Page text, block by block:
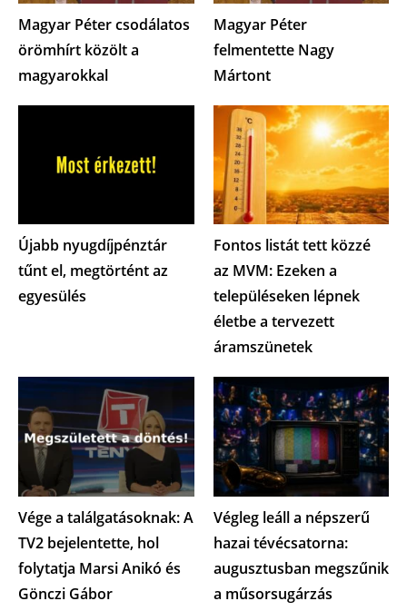
Magyar Péter csodálatos
örömhírt közölt a
magyarokkal
Magyar Péter
felmentette Nagy
Mártont
Újabb nyugdíjpénztár
tűnt el, megtörtént az
egyesülés
Fontos listát tett közzé
az MVM: Ezeken a
településeken lépnek
életbe a tervezett
áramszünetek
Vége a találgatásoknak: A
TV2 bejelentette, hol
folytatja Marsi Anikó és
Gönczi Gábor
Végleg leáll a népszerű
hazai tévécsatorna:
augusztusban megszűnik
a műsorsugárzás